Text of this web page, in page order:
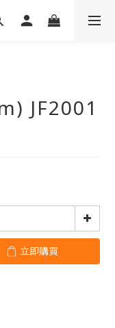
JF2001
立即購買